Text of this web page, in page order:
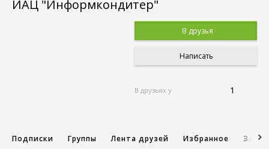
ИАЦ "Информкондитер"
В друзья
Написать
В друзьях у 1
Подписки Группы Лента друзей Избранное